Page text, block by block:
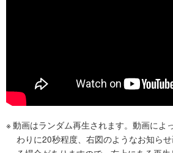
動画はランダム再生されます。動画によ
わりに20秒程度、右図のようなお知ら